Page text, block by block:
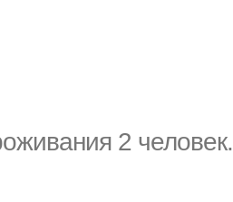
2 человек.